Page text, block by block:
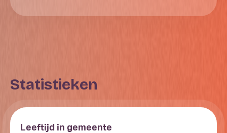
Statistieken
Leeftijd in gemeente